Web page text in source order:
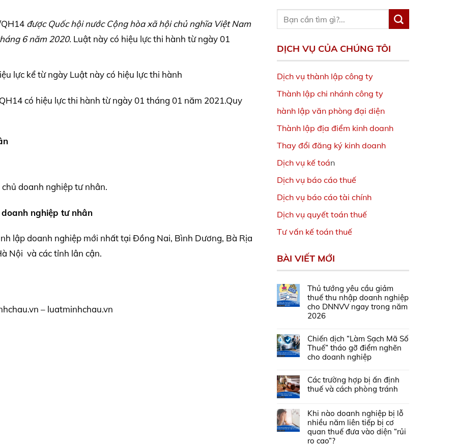
được Quốc hội nước Cộng hòa xã hội chủ nghĩa Việt Nam
6 năm 2020. Luật này có hiệu lực thi hành từ ngày 01
lực kể từ ngày Luật này có hiệu lực thi hành
có hiệu lực thi hành từ ngày 01 tháng 01 năm 2021.Quy
doanh nghiệp tư nhân.
nghiệp tư nhân
lập doanh nghiệp mới nhất tại Đồng Nai, Bình Dương, Bà Rịa
Nội và các tỉnh lân cận.
– luatminhchau.vn
DỊCH VỤ CỦA CHÚNG TÔI
Dịch vụ thành lập công ty
Thành lập chi nhánh công ty
hành lập văn phòng đại diện
Thành lập địa điểm kinh doanh
Thay đổi đăng ký kinh doanh
Dịch vụ kế toán
Dịch vụ báo cáo thuế
Dịch vụ báo cáo tài chính
Dịch vụ quyết toán thuế
Tư vấn kế toán thuế
BÀI VIẾT MỚI
Thủ tướng yêu cầu giảm
thuế thu nhập doanh nghiệp
cho DNNVV ngay trong năm
2026
Chiến dịch “Làm Sạch Mã Số
Thuế” tháo gỡ điểm nghẽn
cho doanh nghiệp
Các trường hợp bị ấn định
thuế và cách phòng tránh
Khi nào doanh nghiệp bị lỗ
nhiều năm liên tiếp bị cơ
quan thuế đưa vào diện “rủi
ro cao”?